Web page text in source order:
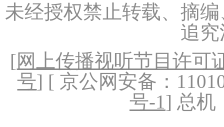
未经授权禁止转载、摘
追
[网上传播视听节目许可
号] [ 京公网安备：
号-1] 总机